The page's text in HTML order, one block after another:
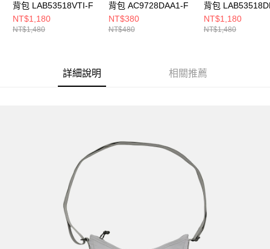
背包 LAB53518VTI-F
NT$1,180
NT$1,480
背包 AC9728DAA1-F
NT$380
NT$480
背包
NT$1,180
NT$1,480
詳細說明 相關推薦